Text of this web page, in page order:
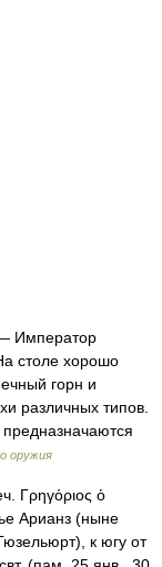
Император
столе хорошо
горн и
различных типов.
оружия
Γρηγόριος ὁ
Арианз (ныне
к югу от